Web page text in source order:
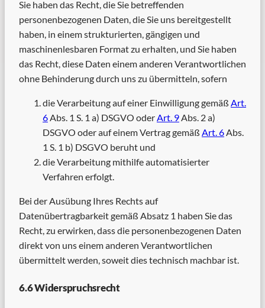
Sie haben das Recht, die Sie betreffenden
personenbezogenen Daten, die Sie uns bereitgestellt
haben, in einem strukturierten, gängigen und
maschinenlesbaren Format zu erhalten, und Sie haben
das Recht, diese Daten einem anderen Verantwortlichen
ohne Behinderung durch uns zu übermitteln, sofern
die Verarbeitung auf einer Einwilligung gemäß Art.
6Abs. 1 S. 1 a) DSGVO oderArt. 9Abs. 2 a)
DSGVO oder auf einem Vertrag gemäß Art. 6Abs.
1 S. 1 b) DSGVO beruht und
die Verarbeitung mithilfe automatisierter
Verfahren erfolgt.
Bei der Ausübung Ihres Rechts auf
Datenübertragbarkeit gemäß Absatz 1 haben Sie das
Recht, zu erwirken, dass die personenbezogenen Daten
direkt von uns einem anderen Verantwortlichen
übermittelt werden, soweit dies technisch machbar ist.
6.6 Widerspruchsrecht